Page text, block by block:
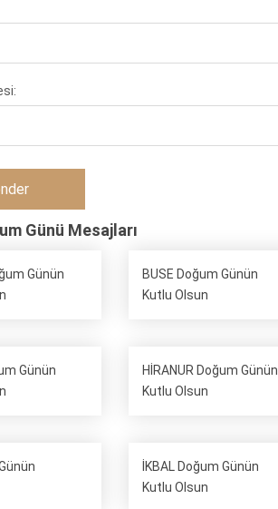
Günü Mesajları
Günün
BUSE Doğum Günün
Kutlu Olsun
Günün
HİRANUR Doğum Günün
Kutlu Olsun
İKBAL Doğum Günün
Kutlu Olsun